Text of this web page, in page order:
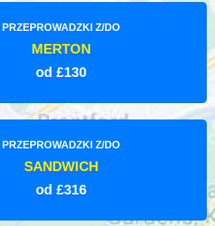
PRZEPROWADZKI Z/DO
MERTON
od £130
PRZEPROWADZKI Z/DO
SANDWICH
od £316